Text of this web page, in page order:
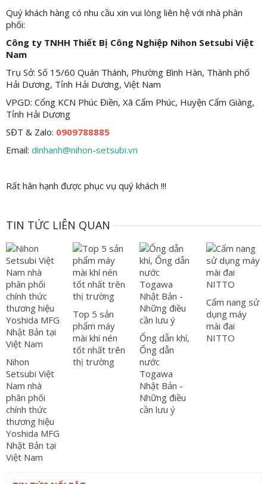
Quý khách hàng có nhu cầu xin vui lòng liên hệ với nhà phân
phối:
Công ty TNHH Thiết Bị Công Nghiệp Nihon Setsubi Việt
Nam
Trụ Sở: Số 15/60 Quán Thánh, Phường Bình Hàn, Thành phố
Hải Dương, Tỉnh Hải Dương, Việt Nam
VPGD: Cổng KCN Phúc Điền, Xã Cẩm Phúc, Huyện Cẩm Giàng,
Tỉnh Hải Dương
SĐT & Zalo: 0909788885
Email: dinhanh@nihon-setsubi.vn
Rất hân hạnh được phục vụ quý khách !!!
TIN TỨC LIÊN QUAN
Nihon
Setsubi Việt
Nam nhà
phân phối
chính thức
thương hiệu
Yoshida MFG
Nhật Bản tại
Việt Nam
Top 5 sản
phẩm máy
mài khí nén
tốt nhất trên
thị trường
Ống dẫn khí,
Ống dẫn
nước
Togawa
Nhật Bản -
Những điều
cần lưu ý
Cẩm nang sử
dụng máy
mài đai
NITTO